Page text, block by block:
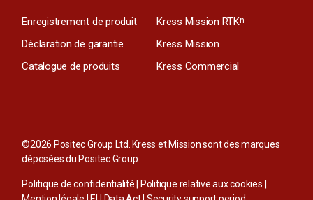
Enregistrement de produit
Déclaration de garantie
Catalogue de produits
Kress Mission RTKn
Kress Mission
Kress Commercial
©2026 Positec Group Ltd. Kress et Mission sont des marques
déposées du Positec Group.
Politique de confidentialité | Politique relative aux cookies |